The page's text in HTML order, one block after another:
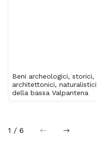
Beni archeologici, storici,
architettonici, naturalistici
della bassa Valpantena
1 / 6 precedentesuccessiva